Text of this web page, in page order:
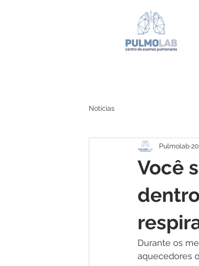
Notícias
Você
Pulmolab
Durante os
aquecedores